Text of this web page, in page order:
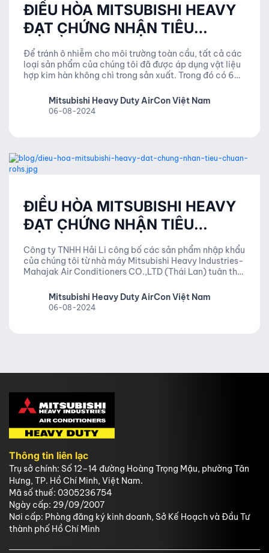
ĐIỀU HÒA MITSUBISHI HEAVY
ĐẠT CHỨNG NHẬN TIÊU
CHUẨN ROHS 2018
Để tránh ô nhiễm cho môi trường toàn cầu, tất cả các
loại sản phẩm của chúng tôi đã được áp dụng vật liệu
hợp kim hàn không chì trong sản xuất. Trong đó có 6
gồm: Pb, Hg, Cd, Cr6+, ...
Mitsubishi Heavy Duty AirCon Việt Nam
06-08-2024
ĐIỀU HÒA MITSUBISHI HEAVY
ĐẠT CHỨNG NHẬN TIÊU
CHUẨN ROHS 2019
Công ty TNHH Hải Li công bố các sản phẩm nhập khẩu
của chúng tôi từ nhà máy Mitsubishi Heavy Industries-
Mahajak Air Conditioners CO.,LTD (Thái Lan) tuân thủ
Mitsubishi Heavy Duty AirCon Việt Nam
06-08-2024
Thông tin liên lạc
Trụ sở chính: Số 12–14 đường Hoàng Trọng Mậu, phường Tân
Hưng, TP. Hồ Chí Minh, Việt Nam.
Mã số thuế: 0305236754
Ngày cấp: 29/09/2007
Nơi cấp: Phòng đăng ký kinh doanh, Sở Kế Hoạch và Đầu Tư
thành phố Hồ Chí Minh